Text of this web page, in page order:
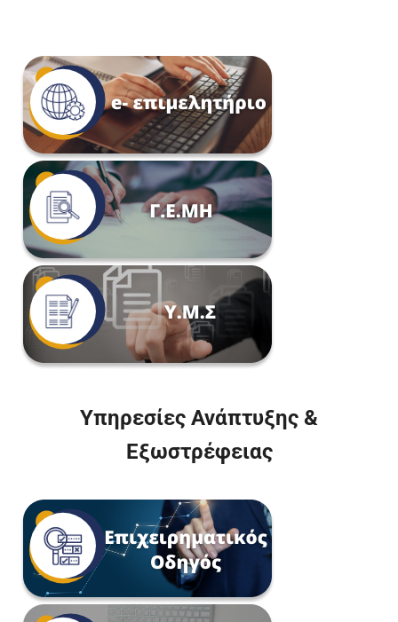
Υπηρεσίες Ανάπτυξης &
Εξωστρέφειας